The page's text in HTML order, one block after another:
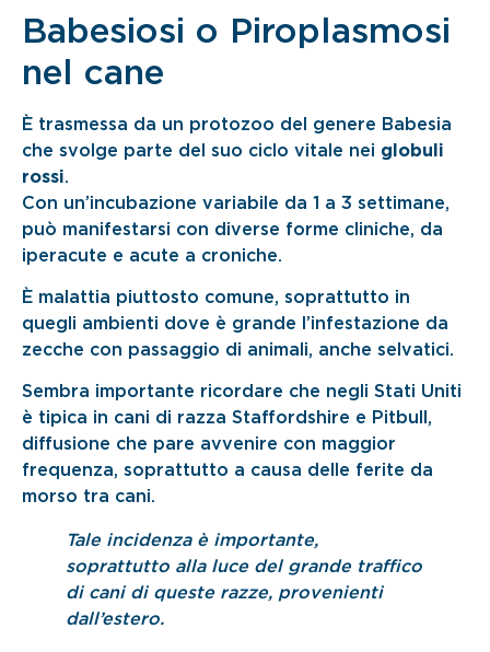
Babesiosi o Piroplasmosi
nel cane
È trasmessa da un protozoo del genere Babesia
che svolge parte del suo ciclo vitale nei globuli
rossi.
Con un’incubazione variabile da 1 a 3 settimane,
può manifestarsi con diverse forme cliniche, da
iperacute e acute a croniche.
È malattia piuttosto comune, soprattutto in
quegli ambienti dove è grande l’infestazione da
zecche con passaggio di animali, anche selvatici.
Sembra importante ricordare che negli Stati Uniti
è tipica in cani di razza Staffordshire e Pitbull,
diffusione che pare avvenire con maggior
frequenza, soprattutto a causa delle ferite da
morso tra cani.
Tale incidenza è importante,
soprattutto alla luce del grande traffico
di cani di queste razze, provenienti
dall’estero.